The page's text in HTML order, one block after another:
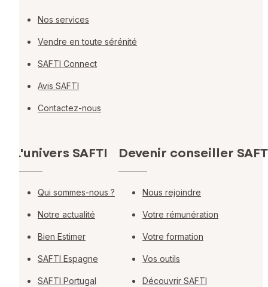
Nos services
Vendre en toute sérénité
SAFTI Connect
Avis SAFTI
Contactez-nous
L'univers SAFTI
Qui sommes-nous ?
Notre actualité
Bien Estimer
SAFTI Espagne
SAFTI Portugal
Devenir conseiller
Nous rejoindre
Votre rémunération
Votre formation
Vos outils
Découvrir SAFTI